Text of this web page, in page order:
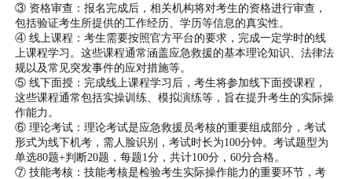
③ 资格审查：报名完成后，相关机构将对考生的资格进行审查，
包括验证考生所提供的工作经历、学历等信息的真实性。
④ 线上课程：考生需要按照官方平台的要求，完成一定学时的线
上课程学习。这些课程通常涵盖应急救援的基本理论知识、法律法
规以及常见突发事件的应对措施等。
⑤ 线下面授：完成线上课程学习后，考生将参加线下面授课程，
这些课程通常包括实操训练、模拟演练等，旨在提升考生的实际操
作能力。
⑥ 理论考试：理论考试是应急救援员考核的重要组成部分，考试
形式为线下机考，需人脸识别，考试时长为100分钟。考试题型为
单选80题+判断20题，每题1分，共计100分，60分合格。
⑦ 技能考核：技能考核是检验考生实际操作能力的重要环节，考